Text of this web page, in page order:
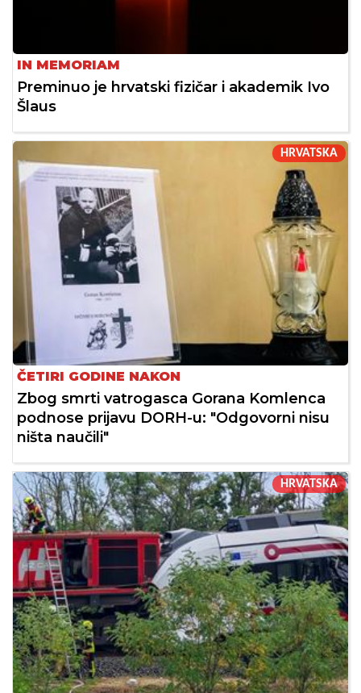
IN MEMORIAM
Preminuo je hrvatski fizičar i akademik Ivo
Šlaus
HRVATSKA
ČETIRI GODINE NAKON
Zbog smrti vatrogasca Gorana Komlenca
podnose prijavu DORH-u: "Odgovorni nisu
ništa naučili"
HRVATSKA